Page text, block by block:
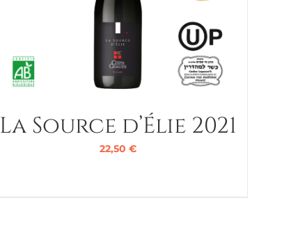
La Source d’Élie 2021
22,50 €